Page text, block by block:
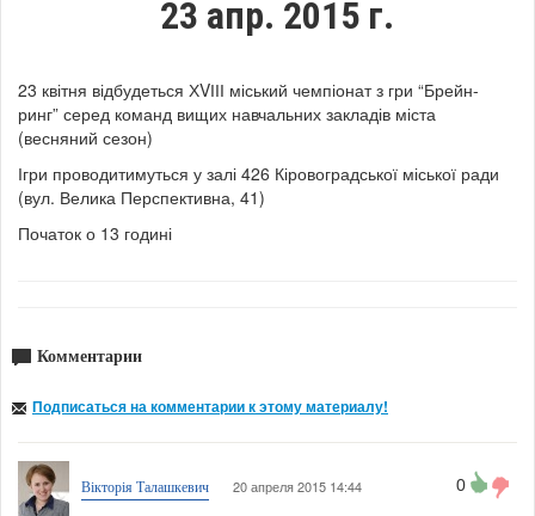
23 апр. 2015 г.
23 квітня відбудеться ХVІІІ міський чемпіонат з гри “Брейн-
ринг” серед команд вищих навчальних закладів міста
(весняний сезон)
Ігри проводитимуться у залі 426 Кіровоградської міської ради
(вул. Велика Перспективна, 41)
Початок о 13 годині
Комментарии
Подписаться на комментарии к этому материалу!
Вікторія Талашкевич 20 апреля 2015 14:44 0